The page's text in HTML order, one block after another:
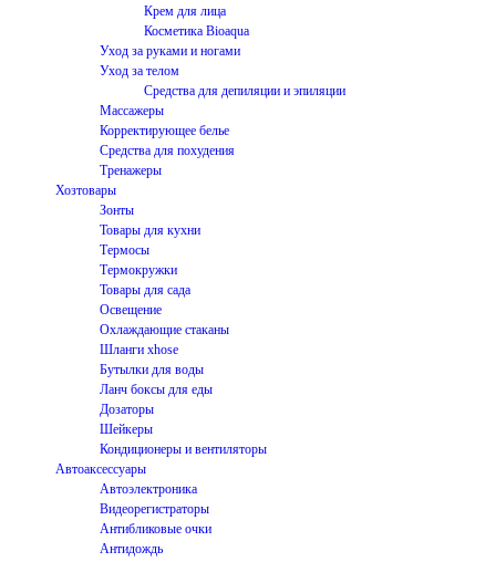
Крем для лица
Косметика Bioaqua
Уход за руками и ногами
Уход за телом
Средства для депиляции и эпиляции
Массажеры
Корректирующее белье
Средства для похудения
Тренажеры
Хозтовары
Зонты
Товары для кухни
Термосы
Термокружки
Товары для сада
Освещение
Охлаждающие стаканы
Шланги xhose
Бутылки для воды
Ланч боксы для еды
Дозаторы
Шейкеры
Кондиционеры и вентиляторы
Автоаксессуары
Автоэлектроника
Видеорегистраторы
Антибликовые очки
Антидождь